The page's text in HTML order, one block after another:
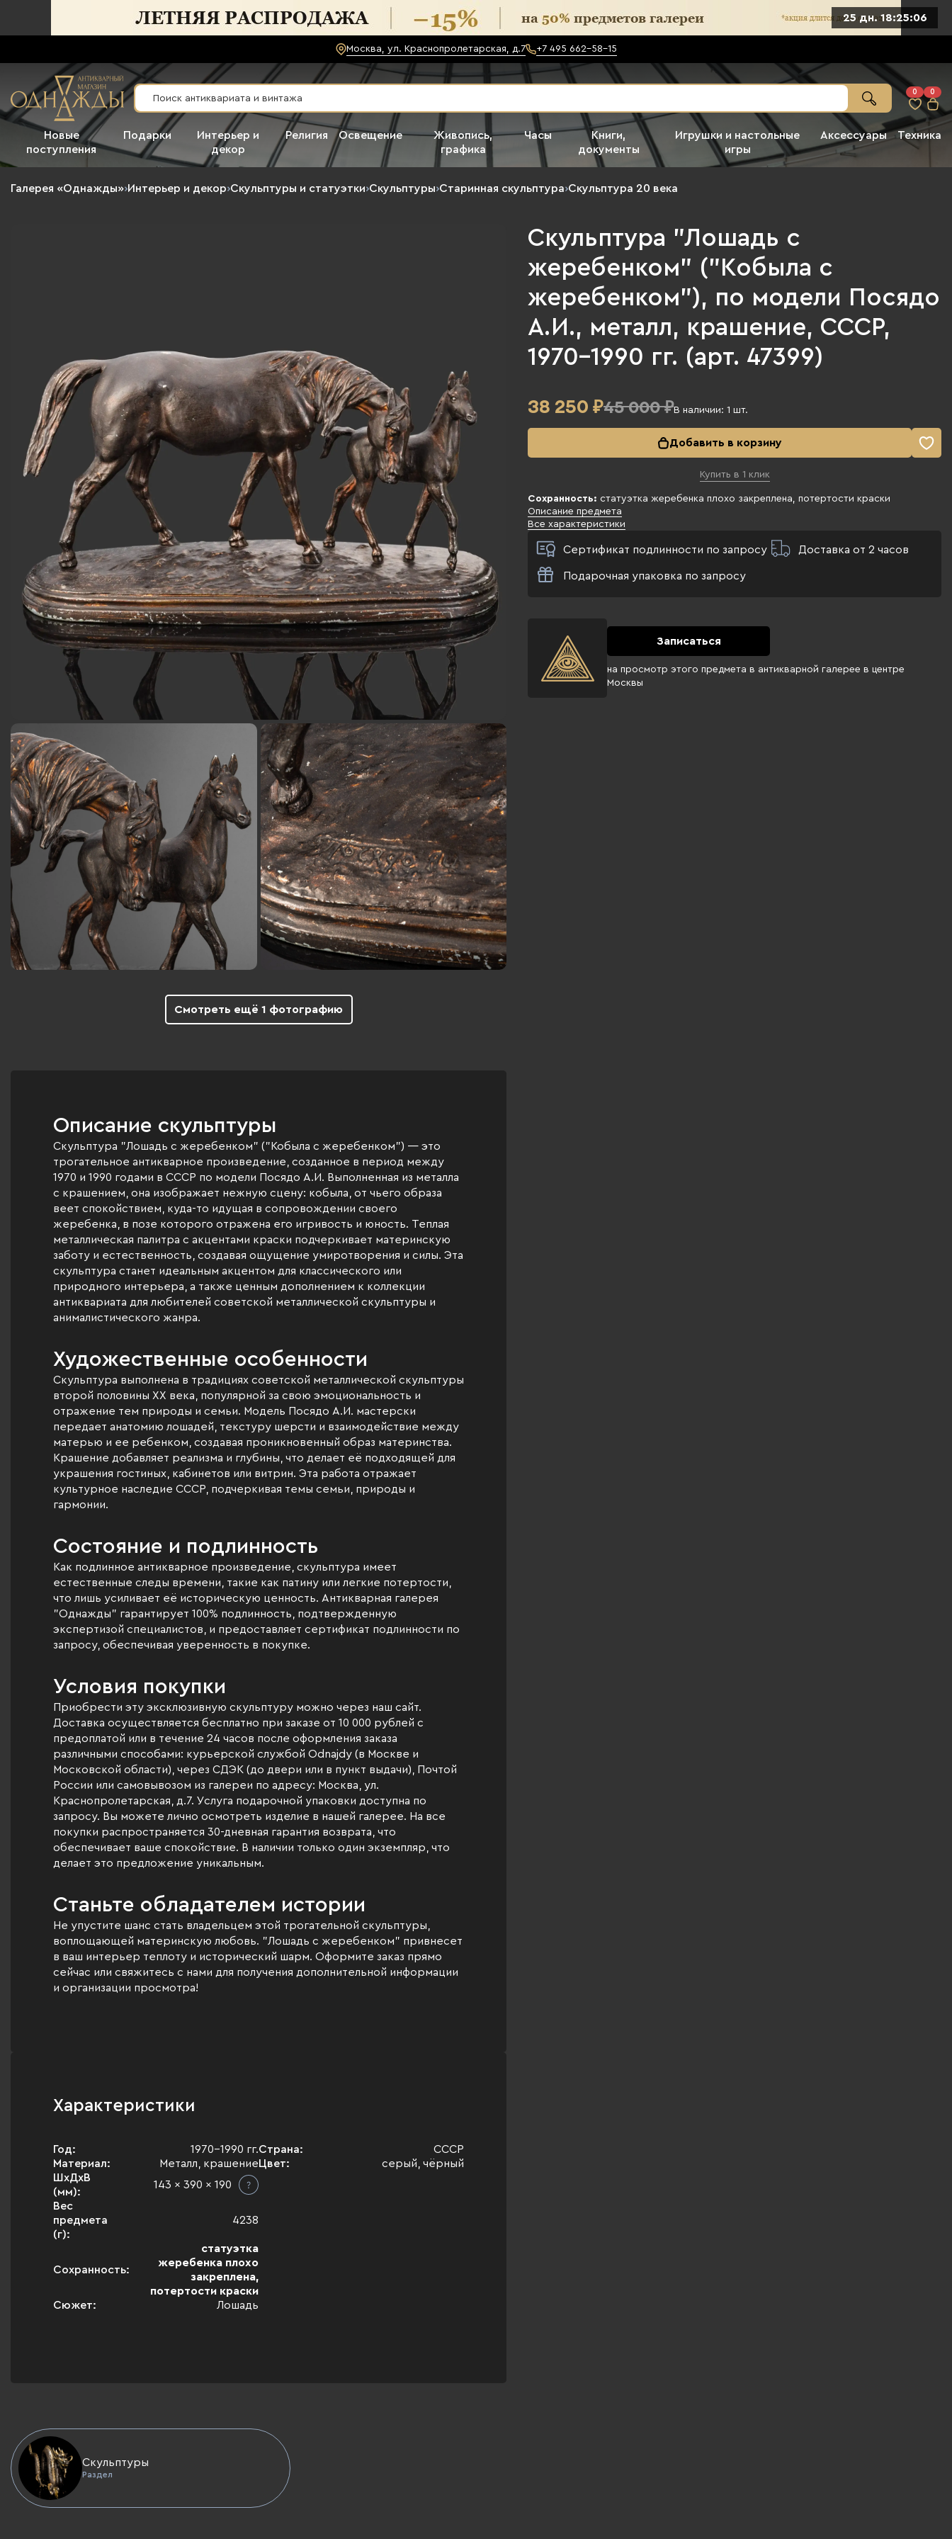
25 дн. 18:25:05
Москва, ул. Краснопролетарская, д.7 +7 495 662-58-15
0 0
Новые
поступления
Подарки
Интерьер и
декор
Религия Освещение
Живопись,
графика
Часы
Книги,
документы
Игрушки и настольные
игры
Аксессуары Техника
Галерея «Однажды»›Интерьер и декор›Скульптуры и статуэтки›Скульптуры›Старинная скульптура›Скульптура 20 века
Смотреть ещё 1 фотографию
Скульптура "Лошадь с
жеребенком" ("Кобыла с
жеребенком"), по модели Посядо
А.И., металл, крашение, СССР,
1970-1990 гг. (арт. 47399)
38 250 ₽45 000 ₽В наличии: 1 шт.
Добавить в корзину
Купить в 1 клик
Сохранность: статуэтка жеребенка плохо закреплена, потертости краски
Описание предмета
Все характеристики
Сертификат подлинности по запросу Доставка от 2 часов
Подарочная упаковка по запросу
Записаться
на просмотр этого предмета в антикварной галерее в центре
Москвы
Описание скульптуры
Скульптура "Лошадь с жеребенком" ("Кобыла с жеребенком") — это
трогательное антикварное произведение, созданное в период между
1970 и 1990 годами в СССР по модели Посядо А.И. Выполненная из металла
с крашением, она изображает нежную сцену: кобыла, от чьего образа
веет спокойствием, куда-то идущая в сопровождении своего
жеребенка, в позе которого отражена его игривость и юность. Теплая
металлическая палитра с акцентами краски подчеркивает материнскую
заботу и естественность, создавая ощущение умиротворения и силы. Эта
скульптура станет идеальным акцентом для классического или
природного интерьера, а также ценным дополнением к коллекции
антиквариата для любителей советской металлической скульптуры и
анималистического жанра.
Художественные особенности
Скульптура выполнена в традициях советской металлической скульптуры
второй половины XX века, популярной за свою эмоциональность и
отражение тем природы и семьи. Модель Посядо А.И. мастерски
передает анатомию лошадей, текстуру шерсти и взаимодействие между
матерью и ее ребенком, создавая проникновенный образ материнства.
Крашение добавляет реализма и глубины, что делает её подходящей для
украшения гостиных, кабинетов или витрин. Эта работа отражает
культурное наследие СССР, подчеркивая темы семьи, природы и
гармонии.
Состояние и подлинность
Как подлинное антикварное произведение, скульптура имеет
естественные следы времени, такие как патину или легкие потертости,
что лишь усиливает её историческую ценность. Антикварная галерея
"Однажды" гарантирует 100% подлинность, подтвержденную
экспертизой специалистов, и предоставляет сертификат подлинности по
запросу, обеспечивая уверенность в покупке.
Условия покупки
Приобрести эту эксклюзивную скульптуру можно через наш сайт.
Доставка осуществляется бесплатно при заказе от 10 000 рублей с
предоплатой или в течение 24 часов после оформления заказа
различными способами: курьерской службой Odnajdy (в Москве и
Московской области), через СДЭК (до двери или в пункт выдачи), Почтой
России или самовывозом из галереи по адресу: Москва, ул.
Краснопролетарская, д.7. Услуга подарочной упаковки доступна по
запросу. Вы можете лично осмотреть изделие в нашей галерее. На все
покупки распространяется 30-дневная гарантия возврата, что
обеспечивает ваше спокойствие. В наличии только один экземпляр, что
делает это предложение уникальным.
Станьте обладателем истории
Не упустите шанс стать владельцем этой трогательной скульптуры,
воплощающей материнскую любовь. "Лошадь с жеребенком" привнесет
в ваш интерьер теплоту и исторический шарм. Оформите заказ прямо
сейчас или свяжитесь с нами для получения дополнительной информации
и организации просмотра!
Характеристики
Год:
1970-1990 гг.
Материал:
Металл, крашение
ШхДхВ
(мм):
143 x 390 x 190
Вес
предмета
(г):
4238
Сохранность:
статуэтка
жеребенка плохо
закреплена,
потертости краски
Сюжет:
Лошадь
Страна:
СССР
Цвет:
серый, чёрный
Скульптуры
Раздел